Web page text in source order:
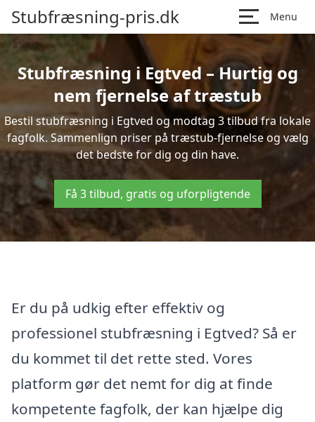
Stubfræsning-pris.dk Menu
Stubfræsning i Egtved – Hurtig og
nem fjernelse af træstub
Bestil stubfræsning i Egtved og modtag 3 tilbud fra lokale
fagfolk. Sammenlign priser på træstub-fjernelse og vælg
det bedste for dig og din have.
Få 3 tilbud, gratis og uforpligtende
Er du på udkig efter effektiv og
professionel stubfræsning i Egtved? Så er
du kommet til det rette sted. Vores
platform gør det nemt for dig at finde
kompetente fagfolk, der kan hjælpe dig